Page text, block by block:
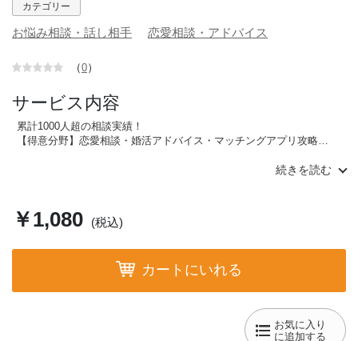
カテゴリー
お悩み相談・話し相手 恋愛相談・アドバイス
（0）
サービス内容
累計1000人超の相談実績！
【得意分野】恋愛相談・婚活アドバイス・マッチングアプリ攻略
はじめまして！恋愛・マッチングアプリ専門家のみやびです😊
メディアで恋愛記事を配信経験あり✨マッチングアプリで出会った男
性と結婚
ご相談に加えて「おすすめマッチングアプリ完全攻略テキスト」もお
少しスペックの高い方であれば、いいね500～1000も狙えます！👏
続きを読む
￥1,080 (税込)
カートにいれる
お気に入り
に追加する